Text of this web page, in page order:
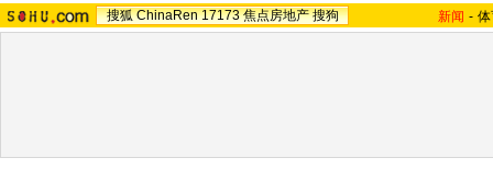
搜狐 ChinaRen 17173 焦点房地产 搜狗 新闻 -